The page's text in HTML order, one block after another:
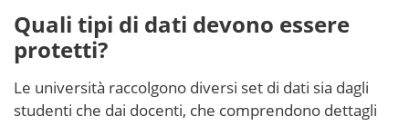
Quali tipi di dati devono essere
protetti?
Le università raccolgono diversi set di dati sia dagli
studenti che dai docenti, che comprendono dettagli